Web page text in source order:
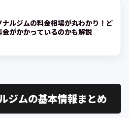
ナルジムの料金相場が丸わかり！ど
金がかかっているのかも解説
ジムの基本情報まとめ